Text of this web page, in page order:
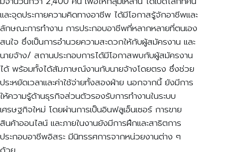
และจุดประกายความคิดทางอาชีพ ได้มีโอกาสรู้จักอาชีพและ
ลักษณะการทำงาน การประกอบอาชีพที่หลากหลายที่ตนเอง
สนใจ ซึ่งเป็นการอำนวยความสะดวกให้กับผู้สมัครงาน และ
นายจ้าง/ สถานประกอบการได้มีโอกาสพบกับผู้สมัครงาน
ได้ พร้อมทั้งได้สัมภาษณ์งานกับนายจ้างโดยตรง ซึ่งช่วย
ประหยัดเวลาและค่าใช้จ่ายทั้งสองฝ่าย นอกจากนี้ ยังมีการ
ให้ความรู้ด้านธุรกิจส่วนตัวรองรับการทำงานในระบบ
เศรษฐกิจใหม่ โดยผ่านการเป็นอินฟลูเอ็นเซอร์ การขาย
สินค้าออนไลน์ และภายในงานยังมีการฝึกและสาธิตการ
ประกอบอาชีพอิสระ มีนิทรรศการจากหน่วยงานต่าง ๆ